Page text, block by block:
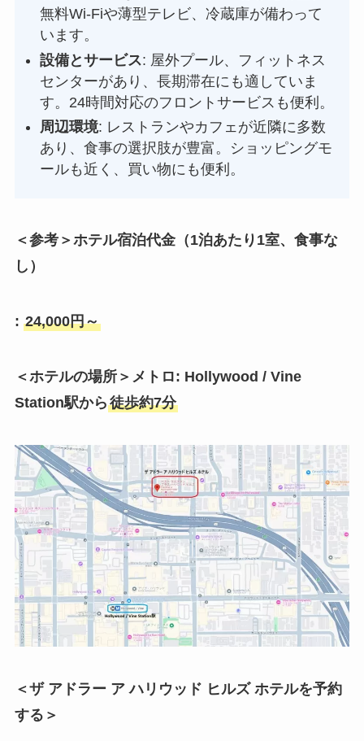
無料Wi-Fiや薄型テレビ、冷蔵庫が備わって
います。
設備とサービス: 屋外プール、フィットネス
センターがあり、長期滞在にも適していま
す。24時間対応のフロントサービスも便利。
周辺環境: レストランやカフェが近隣に多数
あり、食事の選択肢が豊富。ショッピングモ
ールも近く、買い物にも便利。
＜参考＞ホテル宿泊代金（1泊あたり1室、食事な
し）
: 24,000円～
＜ホテルの場所＞メトロ: Hollywood / Vine
Station駅から徒歩約7分
＜ザ アドラー ア ハリウッド ヒルズ ホテルを予約
する＞